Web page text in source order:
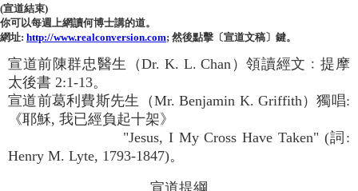
(宣道結束)
你可以每週上網讀何博士講的道。
網址: http://www.realconversion.com; 然後點擊〔宣道文稿〕鍵。
宣道前陳群忠醫生（Dr. K. L. Chan）領讀經文﹕提摩
太後書 2:1-13。
宣道前葛利費斯先生（Mr. Benjamin K. Griffith）獨唱:
《耶穌, 我已經負起十架》
"Jesus, I My Cross Have Taken" (詞:
Henry M. Lyte, 1793-1847)。
宣道提綱